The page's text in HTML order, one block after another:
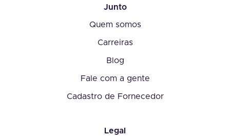
Junto
Quem somos
Carreiras
Blog
Fale com a gente
Cadastro de Fornecedor
Legal